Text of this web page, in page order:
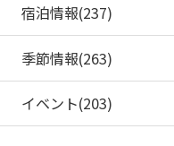
宿泊情報(237)
季節情報(263)
イベント(203)